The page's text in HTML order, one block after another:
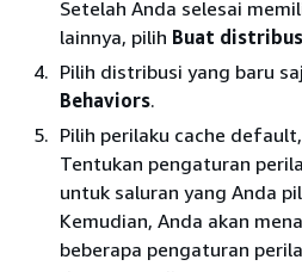
Setelah Anda selesai
lainnya, pilih Buat
Pilih distribusi yang baru
Behaviors.
Pilih perilaku cache
Tentukan pengaturan
untuk saluran yang Anda
Kemudian, Anda akan
beberapa pengaturan